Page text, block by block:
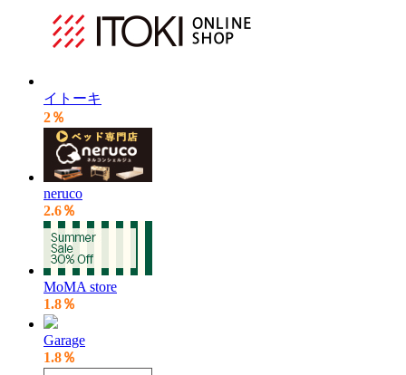
イトーキ
2％
neruco
2.6％
MoMA store
1.8％
Garage
1.8％